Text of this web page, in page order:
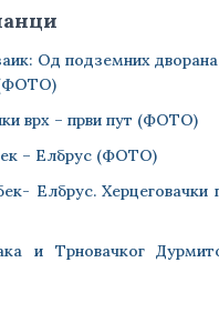
Од подземних
(ФОТО)
врх – први пут (ФОТО)
– Елбрус (ФОТО)
Елбрус. Херцеговачки
и Трновачког